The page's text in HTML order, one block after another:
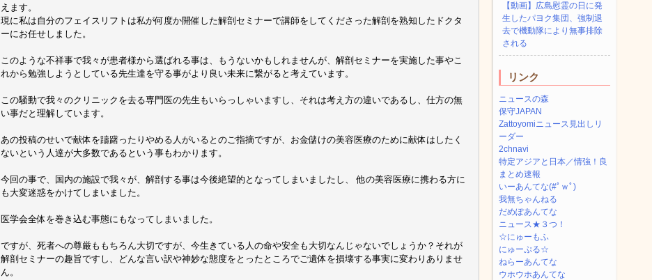
えます。
現に私は自分のフェイスリフトは私が何度か開催した解剖セミナーで講師をしてくださった解剖を熟知したドクタ
ーにお任せしました。
このような不祥事で我々が患者様から選ばれる事は、もうないかもしれませんが、解剖セミナーを実施した事やこ
れから勉強しようとしている先生達を守る事がより良い未来に繋がると考えています。
この騒動で我々のクリニックを去る専門医の先生もいらっしゃいますし、それは考え方の違いであるし、仕方の無
い事だと理解しています。
あの投稿のせいで献体を躊躇ったりやめる人がいるとのご指摘ですが、お金儲けの美容医療のために献体はしたく
ないという人達が大多数であるという事もわかります。
今回の事で、国内の施設で我々が、解剖する事は今後絶望的となってしまいましたし、 他の美容医療に携わる方に
も大変迷惑をかけてしまいました。
医学会全体を巻き込む事態にもなってしまいました。
ですが、死者への尊厳ももちろん大切ですが、今生きている人の命や安全も大切なんじゃないでしょうか？それが
解剖セミナーの趣旨ですし、どんな言い訳や神妙な態度をとったところでご遺体を損壊する事実に変わりありませ
ん。
【動画】広島慰霊の日に発
生したパヨク集団、強制退
去で機動隊により無事排除
される
リンク
ニュースの森
保守JAPAN
Zattoyomiニュース見出しリ
ーダー
2chnavi
特定アジアと日本／情強！良
まとめ速報
いーあんてな(#ﾟｗﾟ)
我無ちゃんねる
だめぽあんてな
ニュース★３つ！
☆にゅーもふ
にゅーぷる☆
ねらーあんてな
ウホウホあんてな